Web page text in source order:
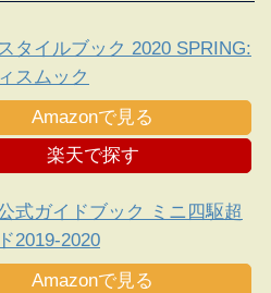
タイルブック 2020 SPRING:
スムック
Amazonで見る
楽天で探す
式ガイドブック ミニ四駆超
2019-2020
Amazonで見る